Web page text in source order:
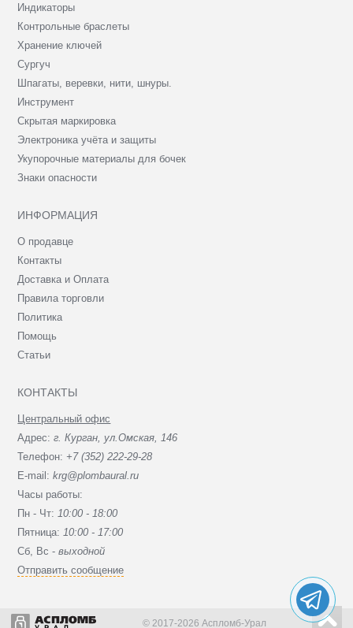
Индикаторы
Контрольные браслеты
Хранение ключей
Сургуч
Шпагаты, веревки, нити, шнуры.
Инструмент
Скрытая маркировка
Электроника учёта и защиты
Укупорочные материалы для бочек
Знаки опасности
ИНФОРМАЦИЯ
О продавце
Контакты
Доставка и Оплата
Правила торговли
Политика
Помощь
Статьи
КОНТАКТЫ
Центральный офис
Адрес:г. Курган, ул.Омская, 146
Телефон: +7 (352) 222-29-28
E-mail:krg@plombaural.ru
Часы работы:
Пн - Чт:10:00 - 18:00
Пятница:10:00 - 17:00
Сб, Вc -выходной
Отправить сообщение
© 2017-2026 Аспломб-Урал